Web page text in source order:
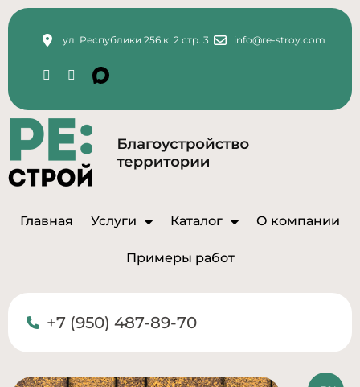
ул. Республики 256 к. 2 стр. 3 info@re-stroy.com
Главная Услуги Каталог О компании
Примеры работ
+7 (950) 487-89-70